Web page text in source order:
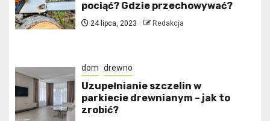
pociąć? Gdzie przechowywać?
24 lipca, 2023 Redakcja
dom drewno
Uzupełnianie szczelin w
parkiecie drewnianym – jak to
zrobić?